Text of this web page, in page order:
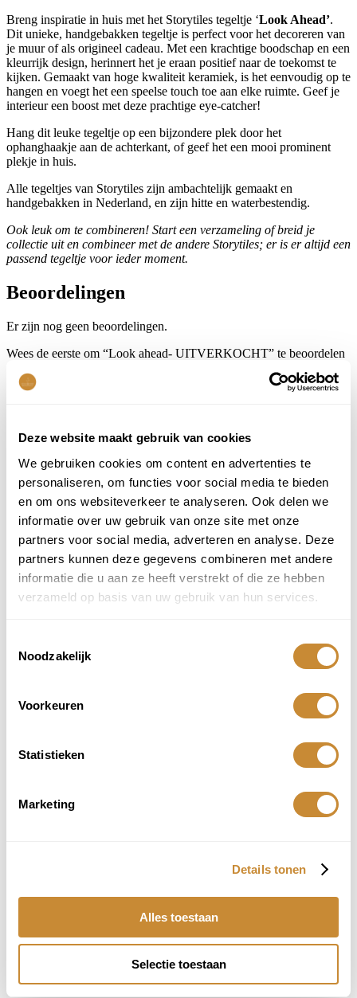
Deze website maakt gebruik van cookies
We gebruiken cookies om content en advertenties te
personaliseren, om functies voor social media te bieden
en om ons websiteverkeer te analyseren. Ook delen we
informatie over uw gebruik van onze site met onze
partners voor social media, adverteren en analyse. Deze
partners kunnen deze gegevens combineren met andere
informatie die u aan ze heeft verstrekt of die ze hebben
verzameld op basis van uw gebruik van hun services.
Noodzakelijk
Voorkeuren
Statistieken
Marketing
Details tonen
Alles toestaan
Selectie toestaan
Breng inspiratie in huis met het Storytiles tegeltje ‘Look Ahead’.
Dit unieke, handgebakken tegeltje is perfect voor het decoreren van
je muur of als origineel cadeau. Met een krachtige boodschap en een
kleurrijk design, herinnert het je eraan positief naar de toekomst te
kijken. Gemaakt van hoge kwaliteit keramiek, is het eenvoudig op te
hangen en voegt het een speelse touch toe aan elke ruimte. Geef je
interieur een boost met deze prachtige eye-catcher!
Hang dit leuke tegeltje op een bijzondere plek door het
ophanghaakje aan de achterkant, of geef het een mooi prominent
plekje in huis.
Alle tegeltjes van Storytiles zijn ambachtelijk gemaakt en
handgebakken in Nederland, en zijn hitte en waterbestendig.
Ook leuk om te combineren! Start een verzameling of breid je
collectie uit en combineer met de andere Storytiles; er is er altijd een
passend tegeltje voor ieder moment.
Beoordelingen
Er zijn nog geen beoordelingen.
Wees de eerste om “Look ahead- UITVERKOCHT” te beoordelen
Je e-mailadres wordt niet gepubliceerd.
Vereiste velden zijn
gemarkeerd met
Naam*
Mijn naam, e-mail en site opslaan in deze browser voor de
volgende keer wanneer ik een reactie plaats.
SKU6369021133
Deel dit product:
Bestel
Taking my time